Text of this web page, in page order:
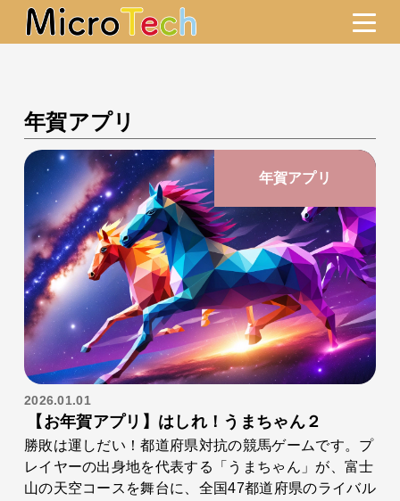
年賀アプリ
年賀アプリ
2026.01.01
【お年賀アプリ】はしれ！うまちゃん２
勝敗は運しだい！都道府県対抗の競馬ゲームです。プ
レイヤーの出身地を代表する「うまちゃん」が、富士
山の天空コースを舞台に、全国47都道府県のライバル